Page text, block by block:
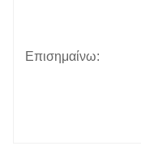
Επισημαίνω: